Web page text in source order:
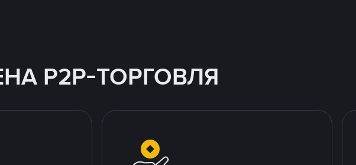
P2P-ТОРГОВЛЯ